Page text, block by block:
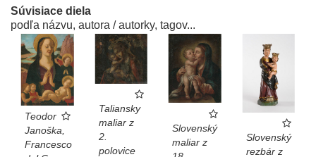
Súvisiace diela
podľa názvu, autora / autorky, tagov...
Teodor
Janoška,
Francesco
Taliansky
maliar z
2.
polovice
Slovenský
maliar z
Slovenský
rezbár z